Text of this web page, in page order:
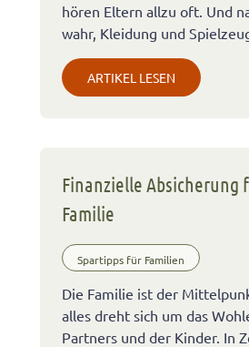
hören Eltern allzu oft. Und
wahr, Kleidung und
ARTIKEL LESEN
Finanzielle Absicherung
Familie
Spartipps für Familien
Die Familie ist der
alles dreht sich um das
Partners und der Kinder. In